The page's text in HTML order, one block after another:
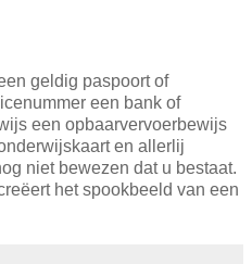
geldig paspoort of
een bank of
een opbaarvervoerbewijs
en allerlij
niet bewezen dat u bestaat.
het spookbeeld van een